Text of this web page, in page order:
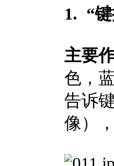
1. “
主要
色，
告诉
像）